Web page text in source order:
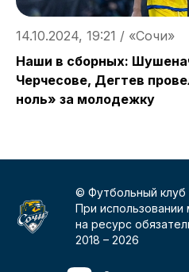
14.10.2024, 19:21 / «Сочи»
Наши в сборных:
Черчесове, Дегтев
ноль» за молодежку
© Футбольный клуб
При использовании
на ресурс
2018 –2026